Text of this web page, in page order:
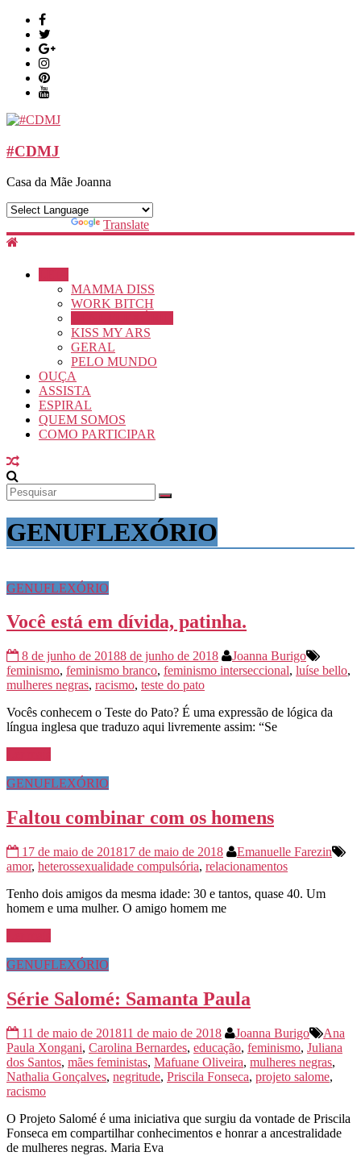
#CDMJ
Casa da Mãe Joanna
Translate
MAMMA DISS
WORK BITCH
KISS MY ARS
GERAL
PELO MUNDO
OUÇA
ASSISTA
ESPIRAL
QUEM SOMOS
COMO PARTICIPAR
GENUFLEXÓRIO
GENUFLEXÓRIO
Você está em dívida, patinha.
8 de junho de 20188 de junho de 2018
Joanna Burigo
feminismo, feminismo branco, feminismo interseccional, luíse bello,
mulheres negras, racismo, teste do pato
Vocês conhecem o Teste do Pato? É uma expressão de lógica da
língua inglesa que traduzo aqui livremente assim: “Se
GENUFLEXÓRIO
Faltou combinar com os homens
17 de maio de 201817 de maio de 2018
Emanuelle Farezin
amor, heterossexualidade compulsória, relacionamentos
Tenho dois amigos da mesma idade: 30 e tantos, quase 40. Um
homem e uma mulher. O amigo homem me
GENUFLEXÓRIO
Série Salomé: Samanta Paula
11 de maio de 201811 de maio de 2018 Joanna Burigo
Ana
Paula Xongani, Carolina Bernardes, educação, feminismo, Juliana
dos Santos, mães feministas, Mafuane Oliveira, mulheres negras,
Nathalia Gonçalves, negritude, Priscila Fonseca, projeto salome,
racismo
O Projeto Salomé é uma iniciativa que surgiu da vontade de Priscila
Fonseca em compartilhar conhecimentos e honrar a ancestralidade
de mulheres negras. Maria Eva